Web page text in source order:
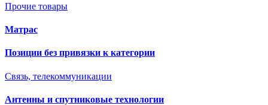
Прочие товары
Матрас
Позиции без привязки к категории
Связь, телекоммуникации
Антенны и спутниковые технологии